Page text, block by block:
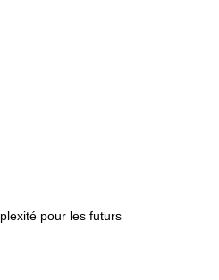
pour les futurs